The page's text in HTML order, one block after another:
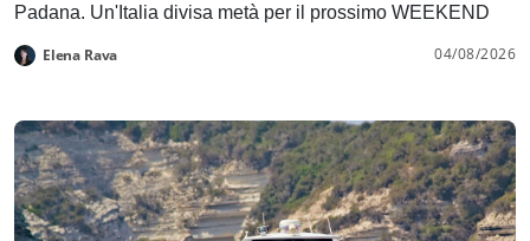
Padana. Un'Italia divisa metà per il prossimo WEEKEND
Elena Rava 04/08/2026